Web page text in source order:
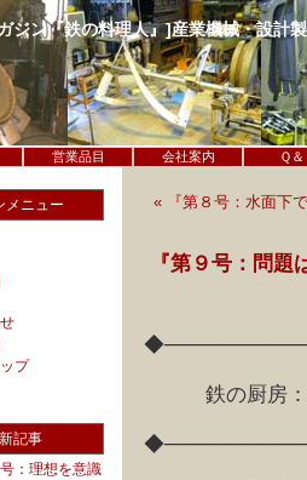
ジン『鉄の料理人』]産業機械・設計
営業品目 会社案内 Ｑ
メニュー
プ
記事
号：理想を意識
« 『第８号：水面下
『第９号：問題
鉄の厨房：